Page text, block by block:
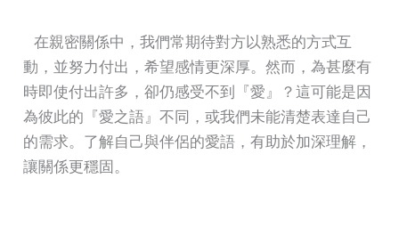
在親密關係中，我們常期待對方以熟悉的方式互
動，並努力付出，希望感情更深厚。然而，為甚麼有
時即使付出許多，卻仍感受不到『愛』？這可能是因
為彼此的『愛之語』不同，或我們未能清楚表達自己
的需求。了解自己與伴侶的愛語，有助於加深理解，
讓關係更穩固。